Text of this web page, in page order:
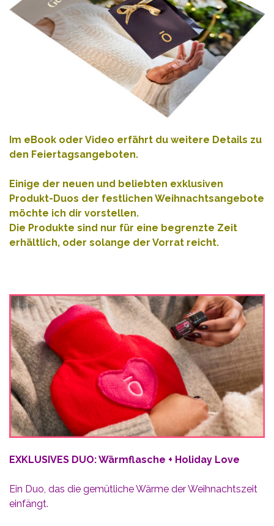
Im eBook oder Video erfährt du weitere Details zu
den Feiertagsangeboten.
Einige der neuen und beliebten exklusiven
Produkt-Duos der festlichen Weihnachtsangebote
möchte ich dir vorstellen.
Die Produkte sind nur für eine begrenzte Zeit
erhältlich, oder solange der Vorrat reicht.
EXKLUSIVES DUO: Wärmflasche + Holiday Love
Ein Duo, das die gemütliche Wärme der Weihnachtszeit
einfängt.